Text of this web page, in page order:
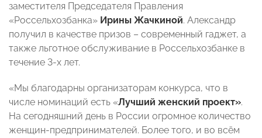
заместителя Председателя Правления
«Россельхозбанка» Ирины Жачкиной. Александр
получил в качестве призов – современный гаджет, а
также льготное обслуживание в Россельхозбанке в
течение 3-х лет.
«Мы благодарны организаторам конкурса, что в
числе номинаций есть «Лучший женский проект».
На сегодняшний день в России огромное количество
женщин-предпринимателей. Более того, и во всём